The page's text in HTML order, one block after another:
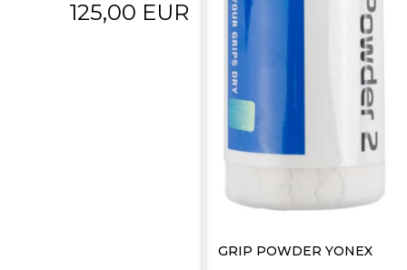
125,00 EUR
GRIP POWDER YONEX